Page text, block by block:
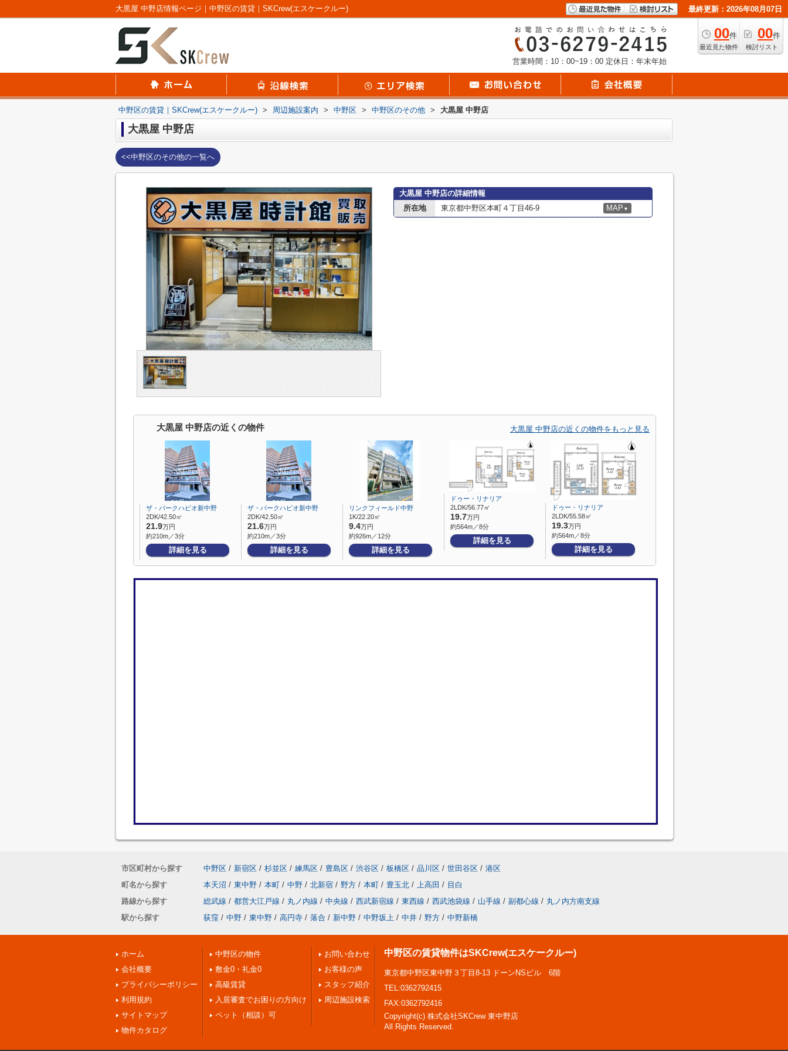
大黒屋 中野店情報ページ｜中野区の賃貸｜SKCrew(エスケークルー) 最終更新：2026年08月07日
00件
最近見た物件
00件
検討リスト
営業時間：10：00~19：00 定休日：年末年始
中野区の賃貸｜SKCrew(エスケークルー) > 周辺施設案内 > 中野区 > 中野区のその他 > 大黒屋 中野店
大黒屋 中野店
<<中野区のその他の一覧へ
大黒屋 中野店の詳細情報
所在地
東京都中野区本町４丁目46-9 MAP ▼
大黒屋 中野店の近くの物件 大黒屋 中野店の近くの物件をもっと見る
ザ・パークハビオ新中野
2DK/42.50㎡
21.9万円
約210m／3分
詳細を見る
ザ・パークハビオ新中野
2DK/42.50㎡
21.6万円
約210m／3分
詳細を見る
リンクフィールド中野
1K/22.20㎡
9.4万円
約926m／12分
詳細を見る
ドゥー・リナリア
2LDK/56.77㎡
19.7万円
約564m／8分
詳細を見る
ドゥー・リナリア
2LDK/55.58㎡
19.3万円
約564m／8分
詳細を見る
市区町村から探す 中野区 / 新宿区 / 杉並区 / 練馬区 / 豊島区 / 渋谷区 / 板橋区 / 品川区 / 世田谷区 / 港区
町名から探す
本天沼 / 東中野 / 本町 / 中野 / 北新宿 / 野方 / 本町 / 豊玉北 / 上高田 / 目白
路線から探す
総武線 / 都営大江戸線 / 丸ノ内線 / 中央線 / 西武新宿線 / 東西線 / 西武池袋線 / 山手線 / 副都心線 / 丸ノ内方南支線
駅から探す
荻窪 / 中野 / 東中野 / 高円寺 / 落合 / 新中野 / 中野坂上 / 中井 / 野方 / 中野新橋
ホーム
会社概要
プライバシーポリシー
利用規約
サイトマップ
物件カタログ
中野区の物件
敷金0・礼金0
高級賃貸
入居審査でお困りの方向け
ペット（相談）可
お問い合わせ
お客様の声
スタッフ紹介
周辺施設検索
中野区の賃貸物件はSKCrew(エスケークルー)
東京都中野区東中野３丁目8-13 ドーンNSビル 6階
TEL:0362792415
FAX:0362792416
Copyright(c) 株式会社SKCrew 東中野店
All Rights Reserved.